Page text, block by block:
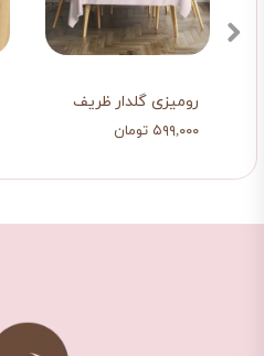
رومیزی گلدار ظریف
۵۹۹,۰۰۰ تومان